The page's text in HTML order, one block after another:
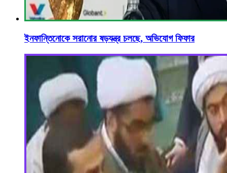
ইনফান্তিনোকে সরানোর ষড়যন্ত্র চলছে, অভিযোগ ফিফার